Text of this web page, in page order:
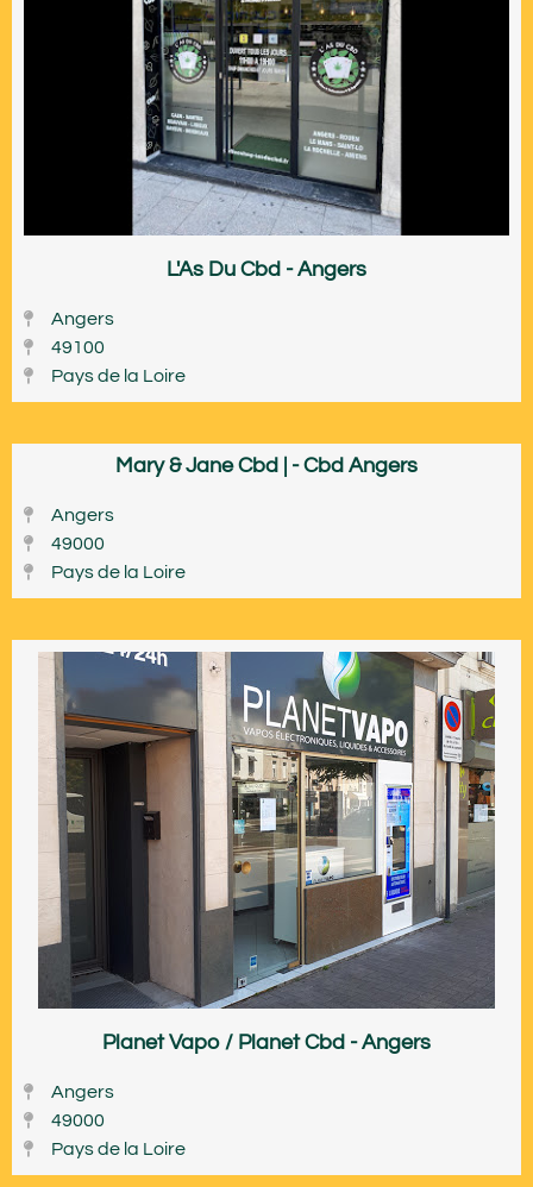
L'As Du Cbd - Angers
Angers
49100
Pays de la Loire
Mary & Jane Cbd | - Cbd Angers
Angers
49000
Pays de la Loire
Planet Vapo / Planet Cbd - Angers
Angers
49000
Pays de la Loire